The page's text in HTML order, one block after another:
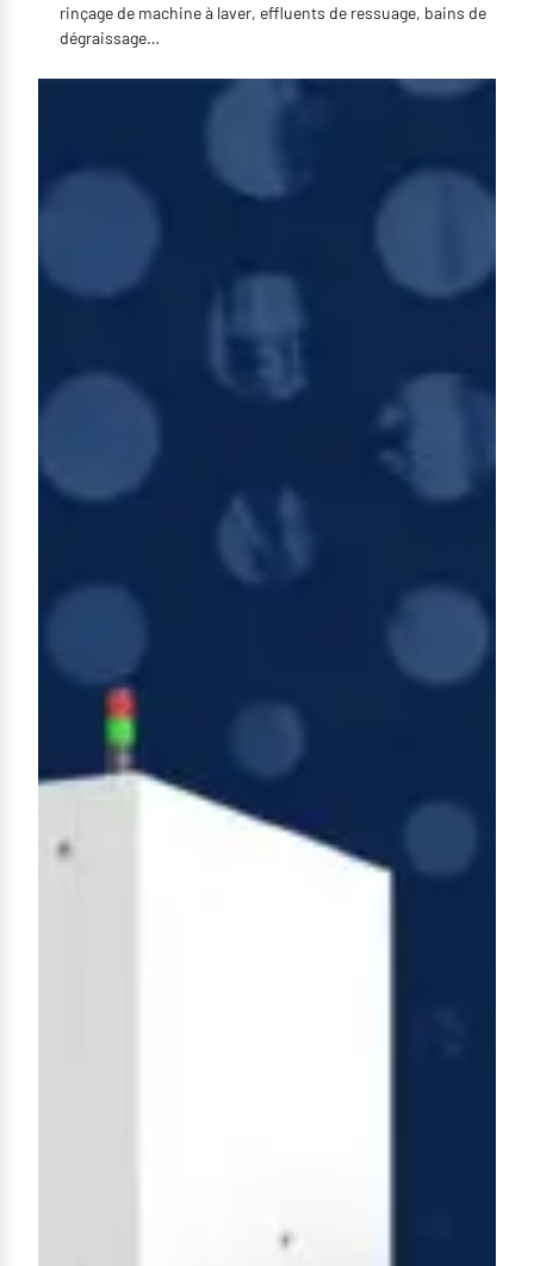
rinçage de machine à laver, effluents de ressuage, bains de
dégraissage…